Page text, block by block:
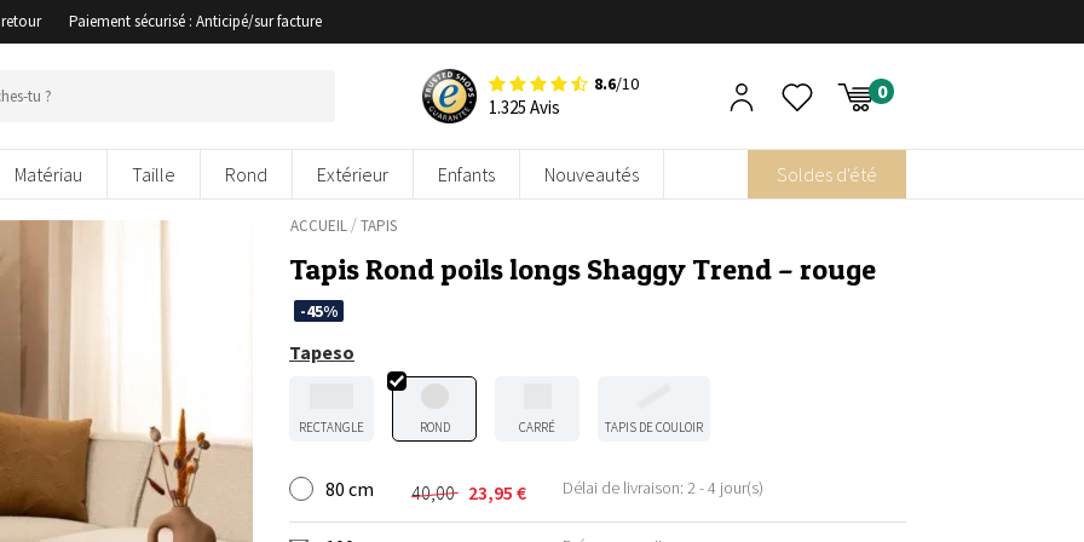
Paiement sécurisé : Anticipé/sur facture
8.6/10
1.325 Avis
Matériau Taille Rond Extérieur Enfants Nouveautés Soldes d'été
ACCUEIL/TAPIS
Tapis Rond poils longs Shaggy Trend – rouge
-45%
Tapeso
RECTANGLE ROND CARRÉ TAPIS DE COULOIR
80 cm 40,00
Le
prix
23,95 €
Le
prix
Délai de livraison: 2 - 4 jour(s)